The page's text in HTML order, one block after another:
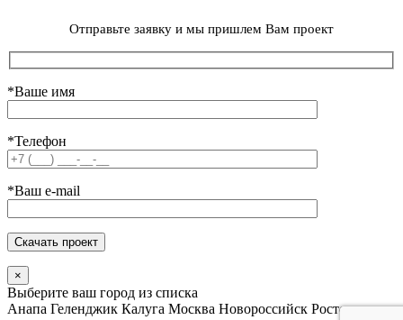
Отправьте заявку и мы пришлем Вам проект
*Ваше имя
*Телефон
*Ваш e-mail
×
Выберите ваш город из списка
Анапа Геленджик Калуга Москва Новороссийск Ростов